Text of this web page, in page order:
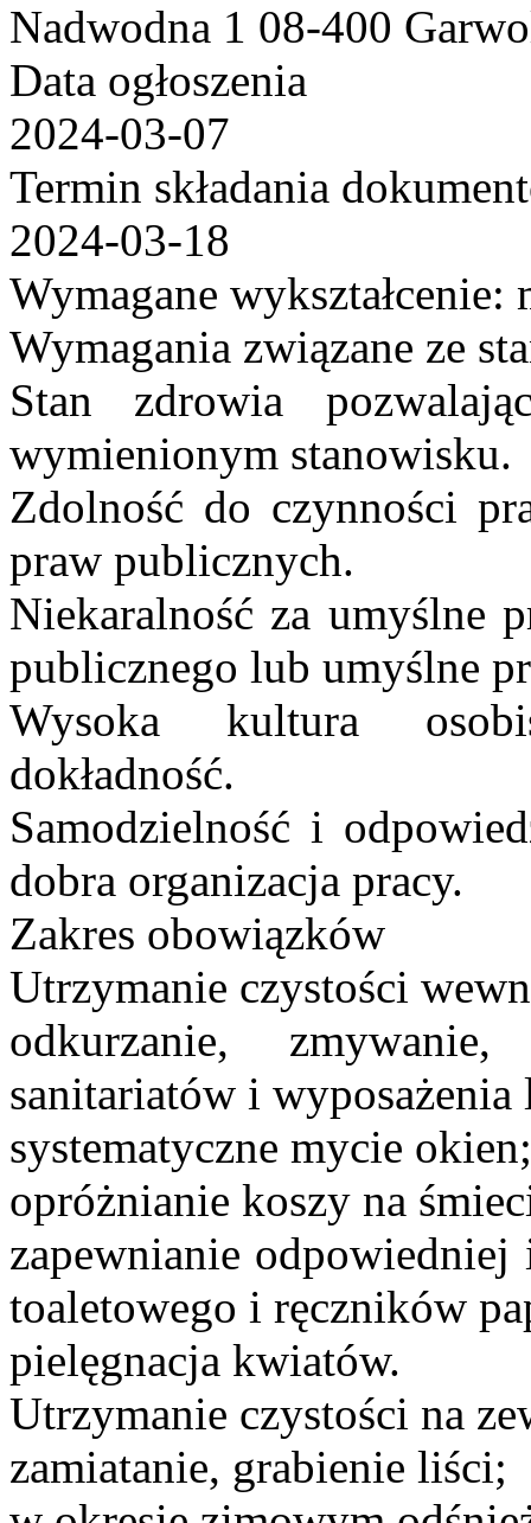
Nadwodna 1 08-400
Data ogłoszenia
2024-03-07
Termin składania
2024-03-18
Wymagane
Wymagania związane ze
Stan zdrowia
wymienionym stanowisku.
Zdolność do czynności
praw publicznych.
Niekaralność za umyślne
publicznego lub umyślne
Wysoka kultura
dokładność.
Samodzielność i
dobra organizacja pracy.
Zakres obowiązków
Utrzymanie czystości
odkurzanie,
sanitariatów i
systematyczne mycie okien;
opróżnianie koszy na
zapewnianie
toaletowego i ręczników
pielęgnacja kwiatów.
Utrzymanie czystości na
zamiatanie, grabienie liści;